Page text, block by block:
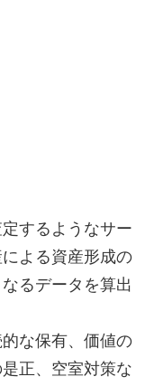
するようなサー
よる資産形成の
るデータを算出
な保有、価値の
正、空室対策な